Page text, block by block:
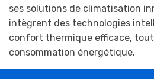
ses solutions de climatisation
intègrent des technologies
confort thermique efficace,
consommation énergétique.